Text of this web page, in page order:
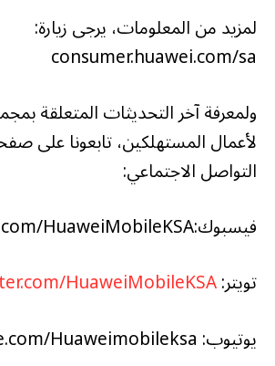
لمزيد من المعلومات، يرجى زيارة:
consumer.huawei.com/sa
ولمعرفة آخر التحديثات المتعلقة
لأعمال المستهلكين، تابعونا على
التواصل الاجتماعي:
فيسبوك:facebook.com/HuaweiMobileKSA
تويتر:HuaweiMobileKSA
يوتيوب: youtube.com/Huaweimobileksa